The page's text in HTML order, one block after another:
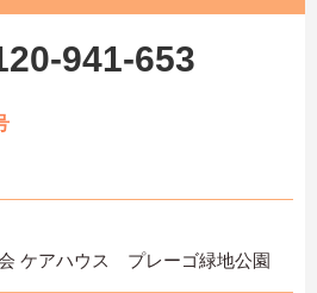
941-653
ケアハウス プレーゴ緑地公園